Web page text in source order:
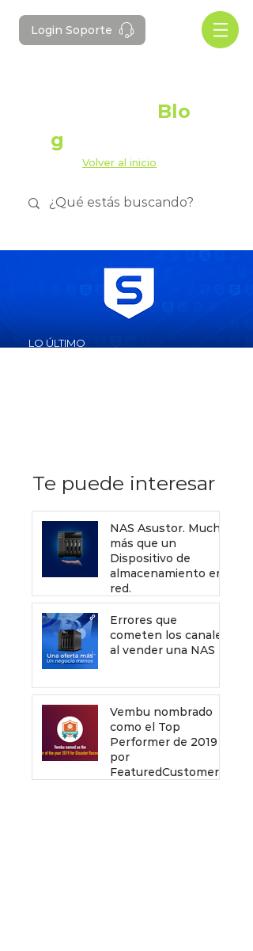
Login Soporte
Blo
g
Volver al inicio
LO ÚLTIMO
Te puede interesar
NAS Asustor. Mucho
más que un
Dispositivo de
almacenamiento en
red.
Errores que
cometen los canales
al vender una NAS
Vembu nombrado
como el Top
Performer de 2019
por
FeaturedCustomers